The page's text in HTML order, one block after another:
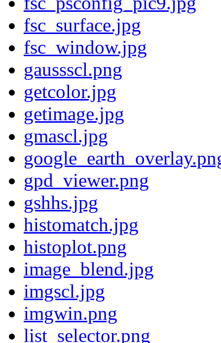
fsc_surface.jpg
fsc_window.jpg
gaussscl.png
getcolor.jpg
getimage.jpg
gmascl.jpg
gpd_viewer.png
gshhs.jpg
histomatch.jpg
histoplot.png
image_blend.jpg
imgscl.jpg
imgwin.png
list_selector.png